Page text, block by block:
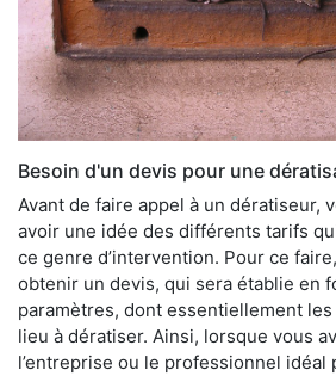
Besoin d'un devis pour une
Avant de faire appel à un dératiseur,
avoir une idée des différents tarifs
ce genre d’intervention. Pour ce
obtenir un devis, qui sera établie en
paramètres, dont essentiellement
lieu à dératiser. Ainsi, lorsque vous
l’entreprise ou le professionnel idéal